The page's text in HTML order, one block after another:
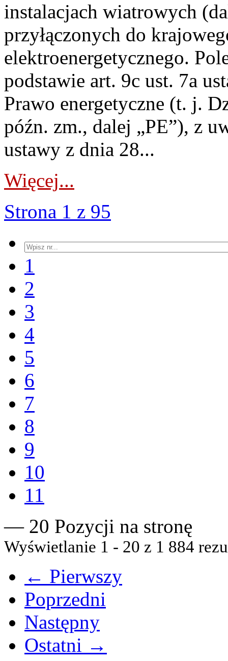
instalacjach wiatrowych
przyłączonych do
elektroenergetycznego.
podstawie art. 9c ust. 7a
Prawo energetyczne (t. j.
późn. zm., dalej „PE”), z
ustawy z dnia 28...
Więcej...
Strona 1 z 95
1
2
3
4
5
6
7
8
9
10
11
— 20 Pozycji na stronę
Wyświetlanie 1 - 20 z 1 884
← Pierwszy
Poprzedni
Następny
Ostatni →